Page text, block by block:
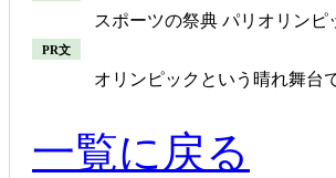
スポーツの祭典 パリオリンピ
PR文
オリンピックという晴れ舞台
一覧に戻る